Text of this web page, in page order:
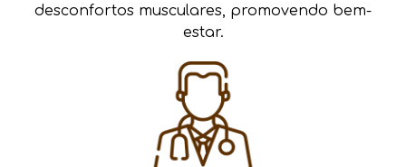
desconfortos musculares, promovendo bem-
estar.